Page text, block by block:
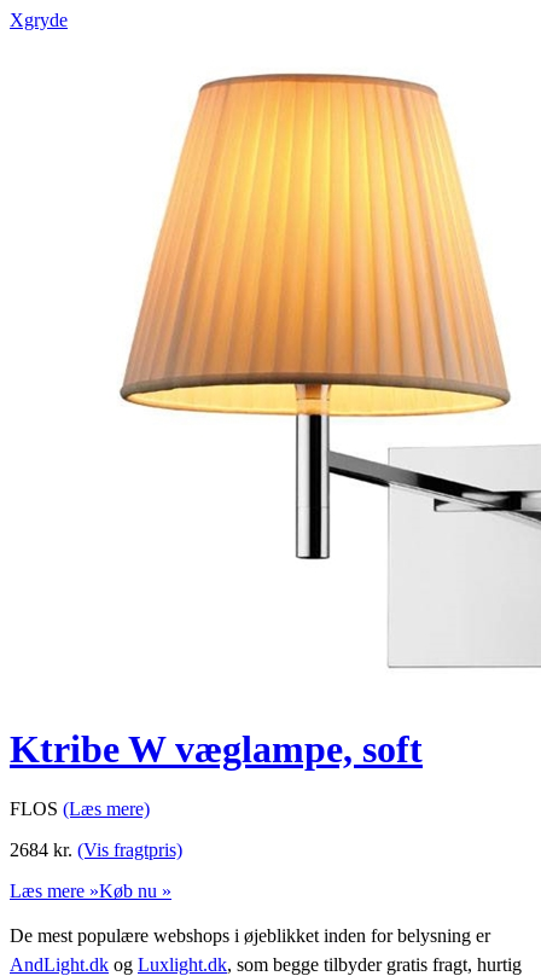
Xgryde
Ktribe W væglampe, soft
FLOS (Læs mere)
2684 kr. (Vis fragtpris)
Læs mere »Køb nu »
De mest populære webshops i øjeblikket inden for belysning er
AndLight.dk og Luxlight.dk, som begge tilbyder gratis fragt, hurtig